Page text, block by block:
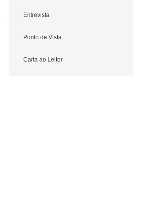
Entrevista
Ponto de Vista
Carta ao Leitor